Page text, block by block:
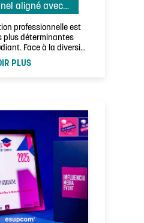
aligné avec
professionnelle est
plus déterminantes
Face à la diversité
PLUS